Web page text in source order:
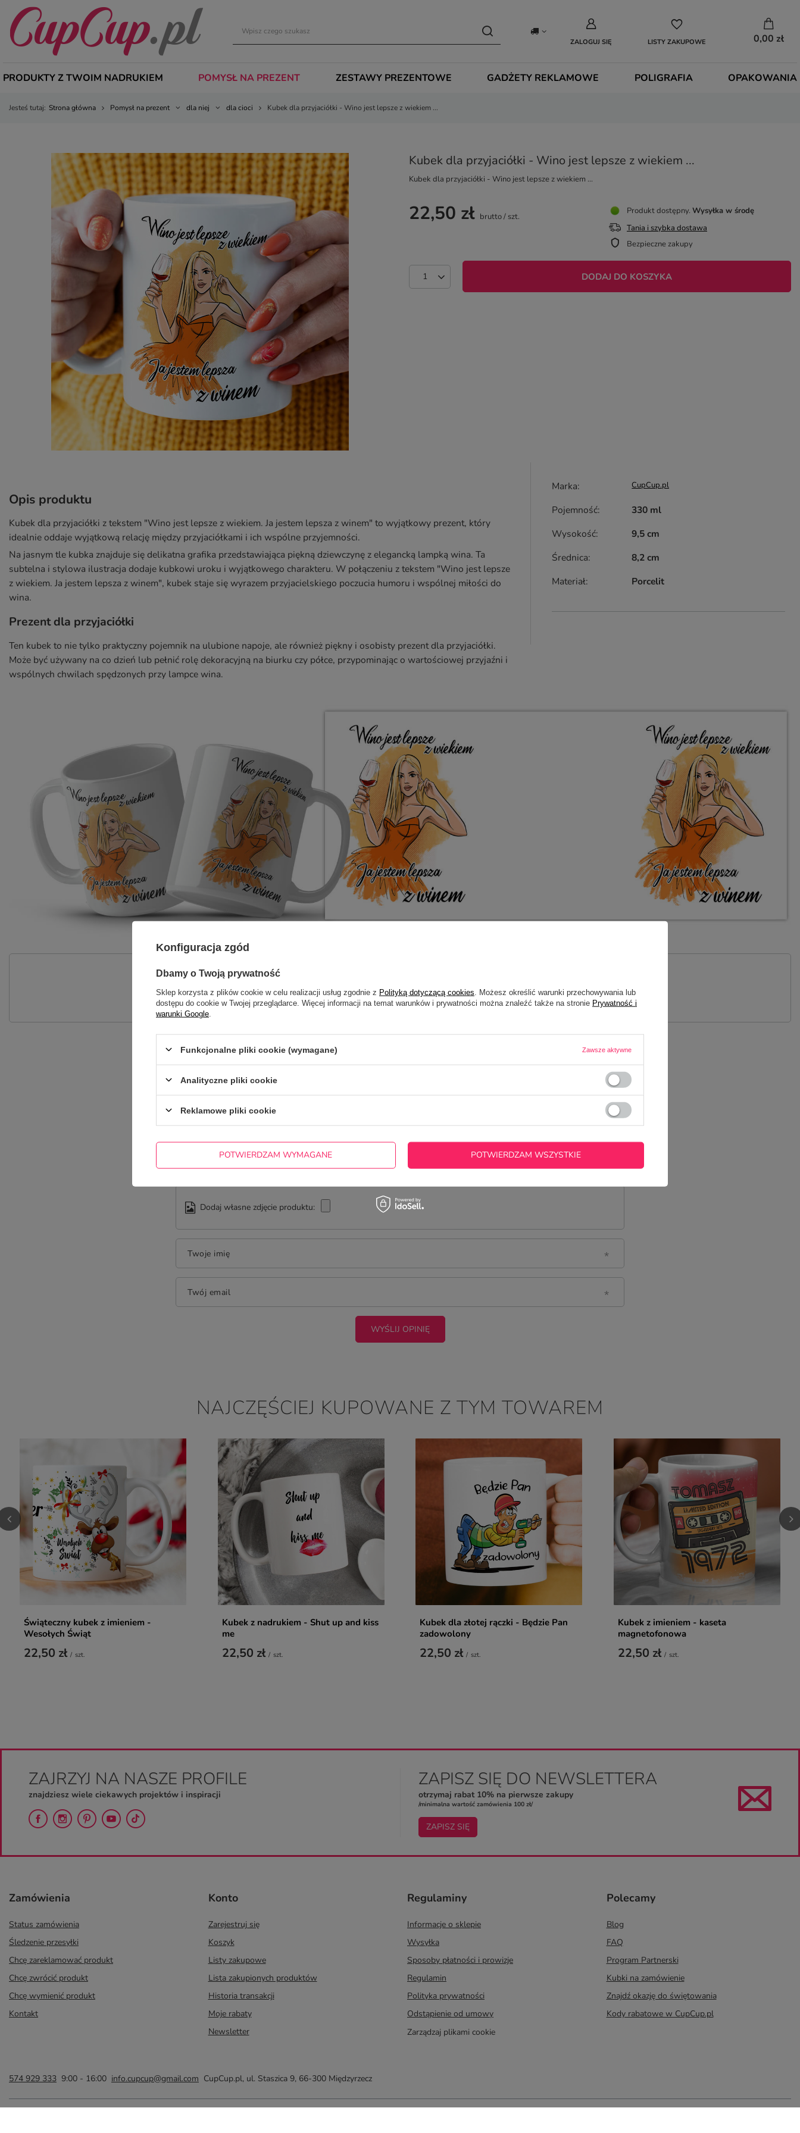
ZALOGUJ SIĘ LISTY ZAKUPOWE 0,00 zł
PRODUKTY Z TWOIM NADRUKIEM POMYSŁ NA PREZENT ZESTAWY PREZENTOWE GADŻETY REKLAMOWE POLIGRAFIA OPAKOWANIA
Jesteś tutaj: Strona główna Pomysł na prezent dla niej dla cioci Kubek dla przyjaciółki - Wino jest lepsze z wiekiem ...
Kubek dla przyjaciółki - Wino jest lepsze z wiekiem ...
Kubek dla przyjaciółki - Wino jest lepsze z wiekiem ...
22,50 zł brutto/ szt.
DODAJ DO KOSZYKA
Produkt dostępny Wysyłka w środę
Tania i szybka dostawa
Bezpieczne zakupy
Opis produktu
Kubek dla przyjaciółki z tekstem "Wino jest lepsze z wiekiem. Ja jestem lepsza z winem" to wyjątkowy prezent, który
idealnie oddaje wyjątkową relację między przyjaciółkami i ich wspólne przyjemności.
Na jasnym tle kubka znajduje się delikatna grafika przedstawiająca piękną dziewczynę z elegancką lampką wina. Ta
subtelna i stylowa ilustracja dodaje kubkowi uroku i wyjątkowego charakteru. W połączeniu z tekstem "Wino jest lepsze
z wiekiem. Ja jestem lepsza z winem", kubek staje się wyrazem przyjacielskiego poczucia humoru i wspólnej miłości do
wina.
Prezent dla przyjaciółki
Ten kubek to nie tylko praktyczny pojemnik na ulubione napoje, ale również piękny i osobisty prezent dla przyjaciółki.
Może być używany na co dzień lub pełnić rolę dekoracyjną na biurku czy półce, przypominając o wartościowej przyjaźni i
wspólnych chwilach spędzonych przy lampce wina.
Marka CupCup.pl
Pojemność
330 ml
Wysokość
9,5 cm
Średnica
8,2 cm
Materiał
Porcelit
Potrzebujesz pomocy? Masz pytania?
Zadaj pytanie a my odpowiemy niezwłocznie, najciekawsze pytania i odpowiedzi publikując dla
innych.
ZADAJ PYTANIE
NAPISZ SWOJĄ OPINIĘ
Dodaj własne zdjęcie produktu:
Twoje imię
Twój email
WYŚLIJ OPINIĘ
NAJCZĘŚCIEJ KUPOWANE Z TYM TOWAREM
Świąteczny kubek z imieniem -
Wesołych Świąt
22,50 zł / szt.
Kubek z nadrukiem - Shut up and kiss
me
22,50 zł / szt.
Kubek dla złotej rączki - Będzie Pan
zadowolony
22,50 zł / szt.
Kubek z imieniem - kaseta
magnetofonowa
22,50 zł / szt.
ZAJRZYJ NA NASZE PROFILE
znajdziesz wiele ciekawych projektów i inspiracji
ZAPISZ SIĘ DO NEWSLETTERA
otrzymaj rabat 10% na pierwsze zakupy
/minimalna wartość zamówienia 100 zł/
ZAPISZ SIĘ
Zamówienia
Status zamówienia
Śledzenie przesyłki
Chcę zareklamować produkt
Chcę zwrócić produkt
Chcę wymienić produkt
Kontakt
Konto
Zarejestruj się
Koszyk
Listy zakupowe
Lista zakupionych produktów
Historia transakcji
Moje rabaty
Newsletter
Regulaminy
Informacje o sklepie
Wysyłka
Sposoby płatności i prowizje
Regulamin
Polityka prywatności
Odstąpienie od umowy
Zarządzaj plikami cookie
Polecamy
Blog
FAQ
Program Partnerski
Kubki na zamówienie
Znajdź okazję do świętowania
Kody rabatowe w CupCup.pl
574 929 333 9:00 - 16:00 info.cupcup@gmail.com CupCup.pl, ul. Staszica 9, 66-300 Międzyrzecz
Konfiguracja zgód
Dbamy o Twoją prywatność
Sklep korzysta z plików cookie w celu realizacji usług zgodnie z Polityką dotyczącą cookies . Możesz określić warunki przechowywania lub
dostępu do cookie w Twojej przeglądarce. Więcej informacji na temat warunków i prywatności można znaleźć także na stronie Prywatność i
warunki Google
Funkcjonalne pliki cookie (wymagane) Zawsze aktywne
Analityczne pliki cookie
Reklamowe pliki cookie
POTWIERDZAM WYMAGANE POTWIERDZAM WSZYSTKIE